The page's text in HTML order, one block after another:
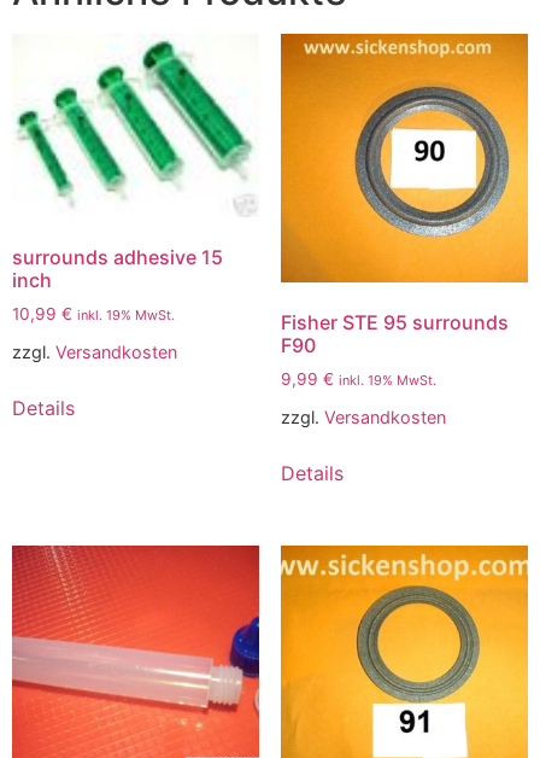
surrounds adhesive 15
inch
10,99 € inkl. 19% MwSt.
zzgl. Versandkosten
Details
Fisher STE 95 surrounds
F90
9,99 € inkl. 19% MwSt.
zzgl. Versandkosten
Details